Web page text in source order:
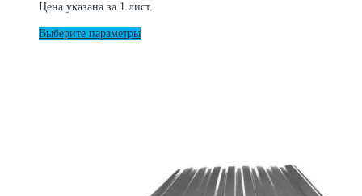
товара.
Цена указана за 1 лист.
Выберите параметрыЭтот
странице
товара.